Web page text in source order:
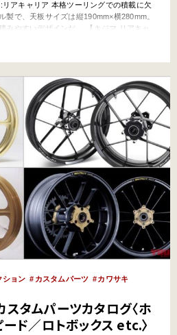
アキャリア 本格ツーリングでの積載に欠
製で、天板サイズは縦190mm×横280mm。
みやすいデザインだ。 【キジマ リアキャ
用 ●価格:2万2000円 ハリケーン:リアキャ
ション カスタムパーツ
カワサキ
スタムパーツカタログ〈ホ
ド／ロトボックス etc.〉